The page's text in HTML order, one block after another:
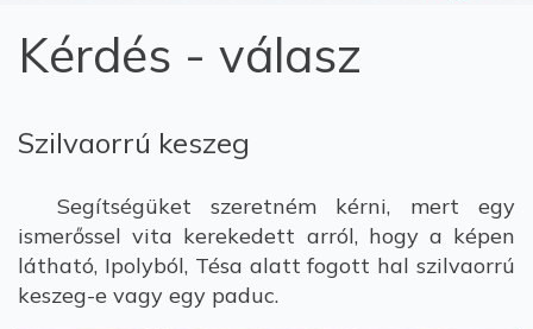
Kérdés - válasz
Szilvaorrú keszeg
Segítségüket szeretném kérni, mert egy
ismerőssel vita kerekedett arról, hogy a képen
látható, Ipolyból, Tésa alatt fogott hal szilvaorrú
keszeg-e vagy egy paduc.